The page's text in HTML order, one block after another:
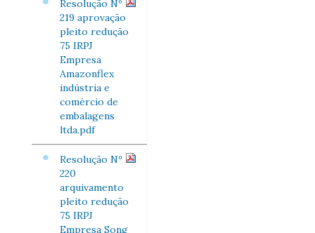
Resolução Nº
219 aprovação
pleito redução
75 IRPJ
Empresa
Amazonflex
indústria e
comércio de
embalagens
ltda.pdf
Resolução Nº
220
arquivamento
pleito redução
75 IRPJ
Empresa Song